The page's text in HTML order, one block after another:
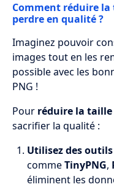
Comment réduire
perdre en qualité ?
Imaginez pouvoir
images tout en les
possible avec les
PNG !
Pour réduire la taille
sacrifier la qualité :
Utilisez des
commeTinyPNG,
éliminent les